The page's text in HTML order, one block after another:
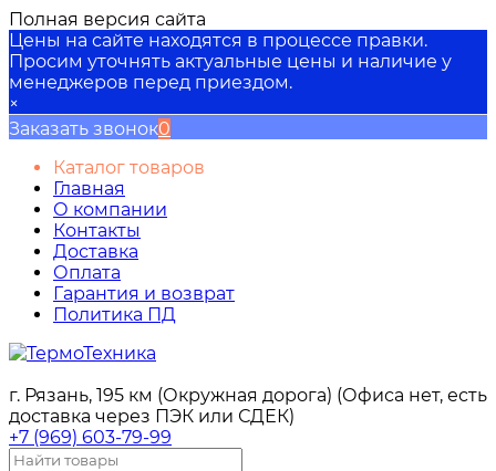
Полная версия сайта
Цены на сайте находятся в процессе правки.
Просим уточнять актуальные цены и наличие у
менеджеров перед приездом.
×
Заказать звонок0
Каталог товаров
Главная
О компании
Контакты
Доставка
Оплата
Гарантия и возврат
Политика ПД
г. Рязань, 195 км (Окружная дорога) (Офиса нет, есть
доставка через ПЭК или СДЕК)
+7 (969) 603-79-99